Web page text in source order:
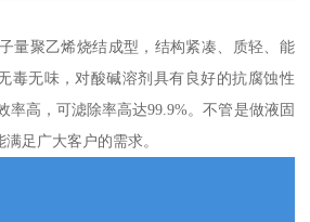
量聚乙烯烧结成型，结构紧凑、质轻、能
毒无味，对酸碱溶剂具有良好的抗腐蚀性
率高，可滤除率高达99.9%。不管是做液固
足广大客户的需求。